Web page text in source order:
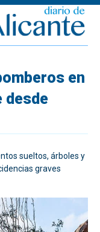
en
desde
sueltos, árboles y
graves